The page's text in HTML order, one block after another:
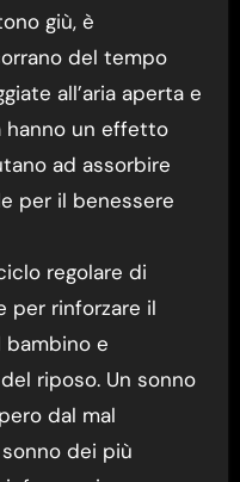
giù, è
del tempo
all’aria aperta e
hanno un effetto
ad assorbire
per il benessere
regolare di
per rinforzare il
e
riposo. Un sonno
dal mal
dei più